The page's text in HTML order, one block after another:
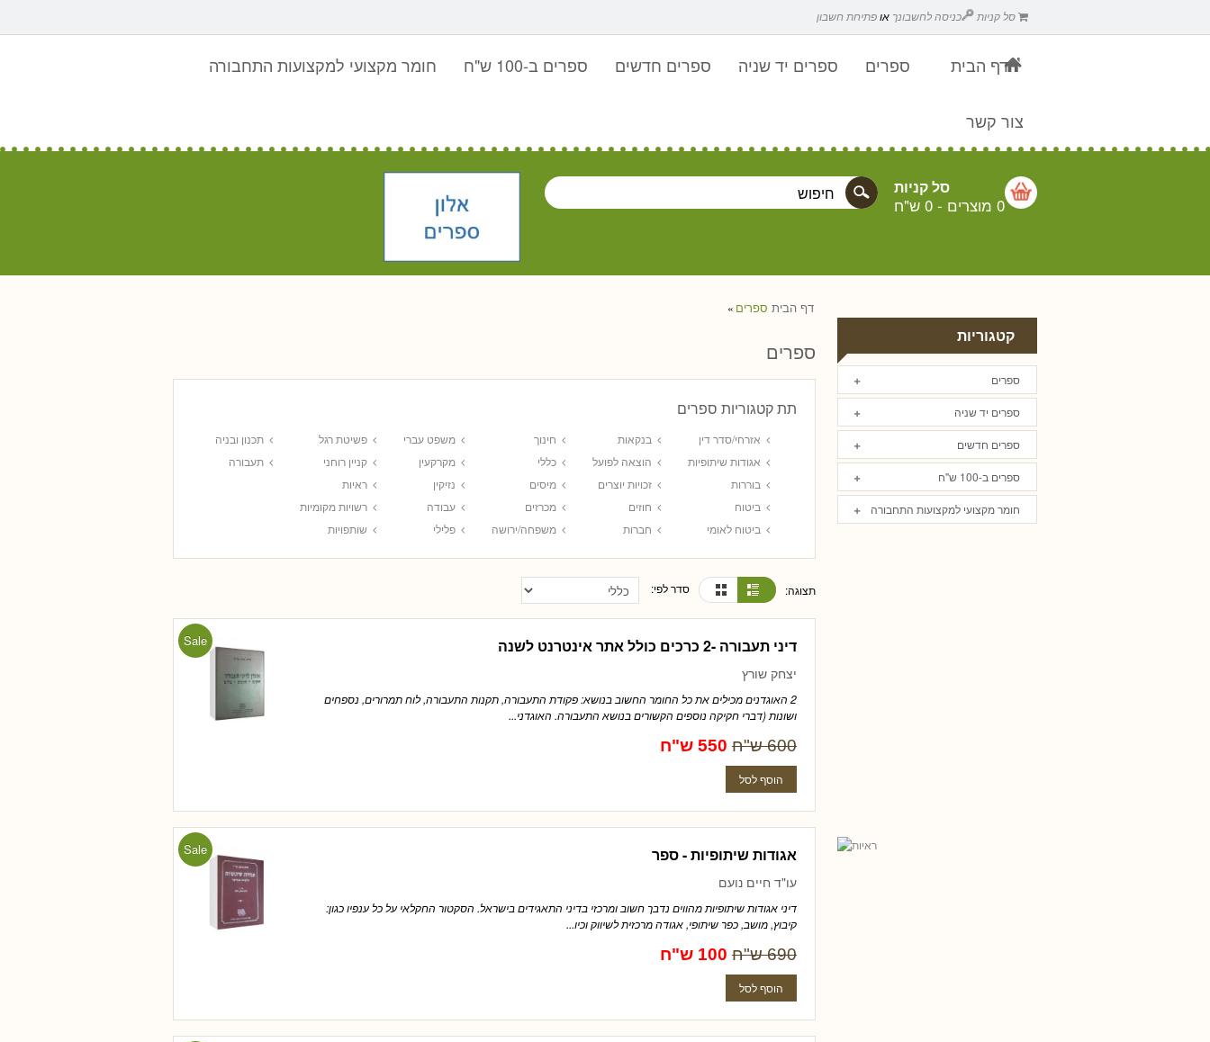
סל קניות כניסה לחשבונך אופתיחת חשבון
דף הבית ספרים ספרים יד שניה ספרים חדשים ספרים ב-100 ש"ח חומר מקצועי למקצועות התחבורה
צור קשר
סל קניות
0 מוצרים - 0 ש"ח
דף הבית ספרים »
ספרים
תת קטגוריות ספרים
אזרחי/סדר דין
אגודות שיתופיות
בוררות
ביטוח
ביטוח לאומי
בנקאות
הוצאה לפועל
זכויות יוצרים
חוזים
חברות
חינוך
כללי
מיסים
מכרזים
משפחה/ירושה
משפט עברי
מקרקעין
נזיקין
עבודה
פלילי
פשיטת רגל
קניין רוחני
ראיות
רשויות מקומיות
שותפויות
תכנון ובניה
תעבורה
סדר לפי: תצוגה:
Sale דיני תעבורה -2 כרכים כולל אתר אינטרנט לשנה
יצחק שורץ
2 האוגדנים מכילים את כל החומר החשוב בנושא: פקודת התעבורה, תקנות התעבורה, לוח תמרורים, נספחים
ושונות (דברי חקיקה נוספים הקשורים בנושא התעבורה. האוגדני...
600 ש"ח 550 ש"ח
Sale אגודות שיתופיות - ספר
עו"ד חיים נועם
דיני אגודות שיתופיות מהווים נדבך חשוב ומרכזי בדיני התאגידים בישראל. הסקטור החקלאי על כל ענפיו כגון:
קיבוץ, מושב, כפר שיתופי, אגודה מרכזית לשיווק וכיו...
690 ש"ח 100 ש"ח
קטגוריות
ספרים
ספרים יד שניה
ספרים חדשים
ספרים ב-100 ש"ח
חומר מקצועי למקצועות התחבורה